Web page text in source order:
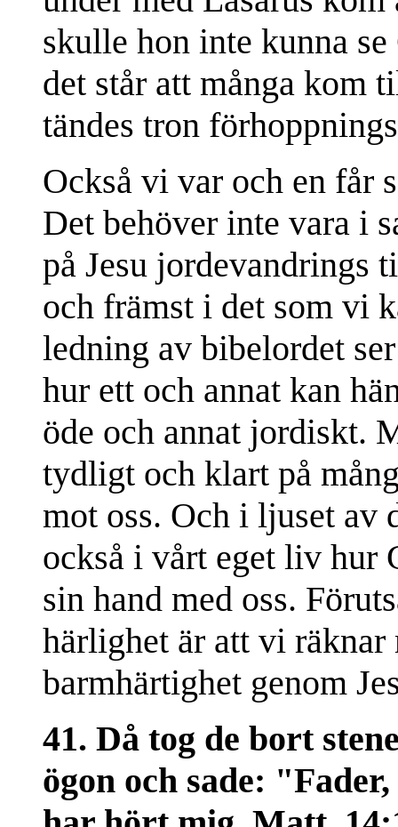
skulle hon inte kunna
det står att många kom
tändes tron
Också vi var och en får
Det behöver inte vara i
på Jesu jordevandrings
och främst i det som vi
ledning av bibelordet
hur ett och annat kan
öde och annat jordiskt.
tydligt och klart på
mot oss. Och i ljuset av
också i vårt eget liv hur
sin hand med oss.
härlighet är att vi räknar
barmhärtighet genom
41. Då tog de bort
ögon och sade: